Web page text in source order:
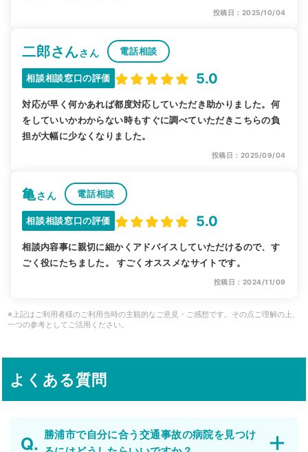
投稿日：2025/10/04
二郎さんさん 電話相談
相談相談窓口の評価 5.0
対応が早く何かあれば都度対応していただき助かりました。何
をしていいかわからない時もすぐに調べていただきこちらの負
担が大幅に少なくなりました。
投稿日：2025/09/04
亀さん 電話相談
相談相談窓口の評価 5.0
相談内容事に親切に細かくアドバイスしていただけるので、す
ごく役にたちました。 すごくオススメなサイトです。
投稿日：2024/11/09
※上記はご利用者様のご利用当時の主観的なご意見・ご感想です。その点ご理解の上、
一つの参考としてご活用ください。
よくある質問
勝浦市で自分に合う交通事故の病院を見つけ